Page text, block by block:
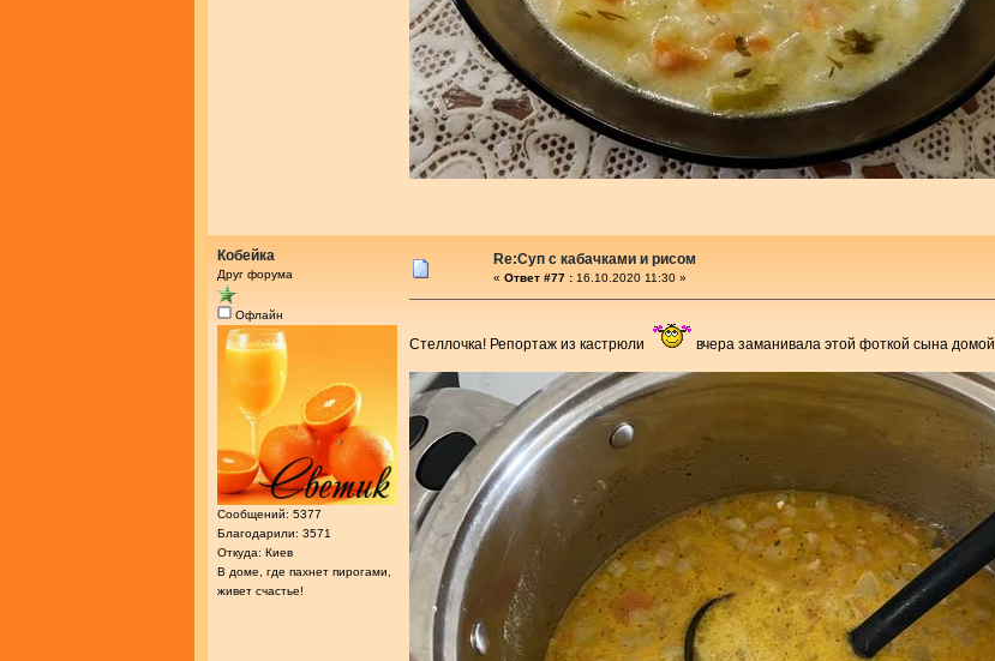
Кобейка
Друг форума
Офлайн
Сообщений: 5377
Благодарили: 3571
Откуда: Киев
В доме, где пахнет пирогами,
живет счастье!
Re:Суп с кабачками и рисом
« Ответ #77 : 16.10.2020 11:30 »
Стеллочка! Репортаж из кастрюли вчера заманивала этой фоткой сына домой